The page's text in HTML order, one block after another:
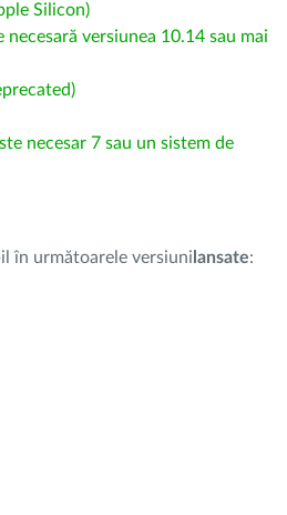
Silicon)
necesară versiunea 10.14 sau mai
necesar 7 sau un sistem de
în următoarele versiuni lansate: